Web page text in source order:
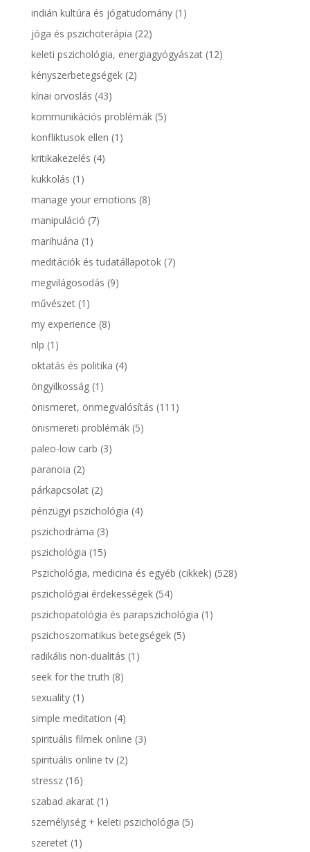
indián kultúra és jógatudomány(1)
jóga és pszichoterápia (22)
keleti pszichológia, energiagyógyászat(12)
kényszerbetegségek(2)
kínai orvoslás (43)
kommunikációs problémák(5)
konfliktusok ellen (1)
kritikakezelés (4)
kukkolás (1)
manage your emotions (8)
manipuláció (7)
marihuána (1)
meditációk és tudatállapotok(7)
megvilágosodás (9)
művészet(1)
my experience (8)
nlp (1)
oktatás és politika (4)
öngyilkosság(1)
önismeret, önmegvalósítás (111)
önismereti problémák(5)
paleo-low carb (3)
paranoia (2)
párkapcsolat(2)
pénzügyi pszichológia (4)
pszichodráma (3)
pszichológia (15)
Pszichológia, medicina és egyéb (cikkek) (528)
pszichológiai érdekességek(54)
pszichopatológia és parapszichológia (1)
pszichoszomatikus betegségek(5)
radikális non-dualitás (1)
seek for the truth (8)
sexuality(1)
simple meditation (4)
spirituális filmek online (3)
spirituális online tv(2)
stressz(16)
szabad akarat(1)
személyiség + keleti pszichológia (5)
szeretet(1)